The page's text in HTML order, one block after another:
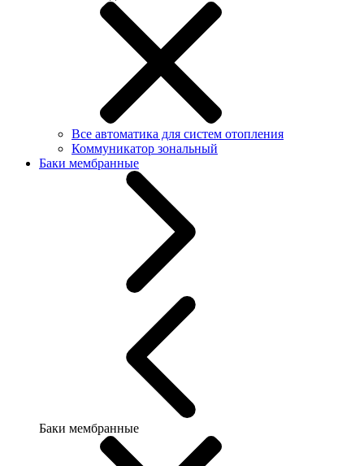
Все автоматика для систем отопления
Коммуникатор зональный
Баки мембранные
Баки мембранные